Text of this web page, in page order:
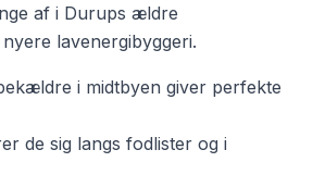
af i Durups ældre
lavenergibyggeri.
i midtbyen giver perfekte
de sig langs fodlister og i